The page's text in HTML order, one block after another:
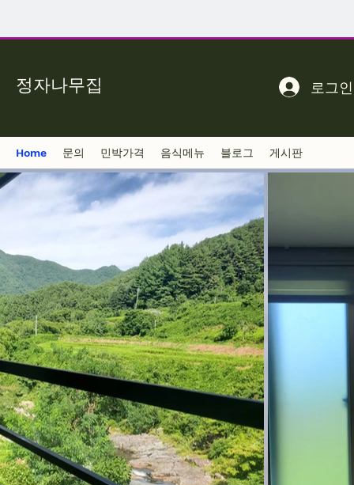
정자나무집 로그인
Home 문의 민박가격 음식메뉴 블로그 게시판